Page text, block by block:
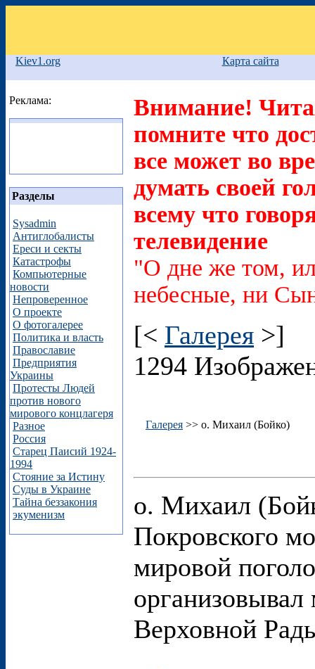
Kiev1.org Карта сайта
Реклама:
Разделы
Sysadmin
Антиглобалисты
Ереси и секты
Катастрофы
Компьютерные
новости
Непроверенное
О проекте
О фотогалерее
Политика и власть
Православие
Предприятия
Украины
Протесты Людей
против нового
мирового концлагеря
Разное
Россия
Старец Паисий 1924-
1994
Стояние за Истину
Суды в Украине
Тайна беззакония
экуменизм
Внимание!
помните что
все может во
думать своей
всему что
телевидение
"О дне же том,
небесные, ни
[< Галерея >]
1294
Галерея >> о. Михаил (Бойко)
о. Михаил
Покровского
мировой
Верховной